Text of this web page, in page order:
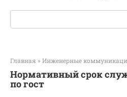
Поиск:
Главная » Инженерные
Нормативный срок
по гост